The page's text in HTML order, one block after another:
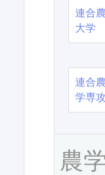
連合
大学
連合
学専
農